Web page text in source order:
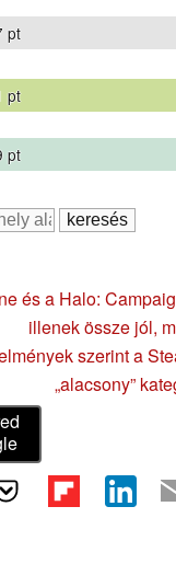
pt
pt
pt
és a Halo:
illenek össze jól,
szerint a
„alacsony”